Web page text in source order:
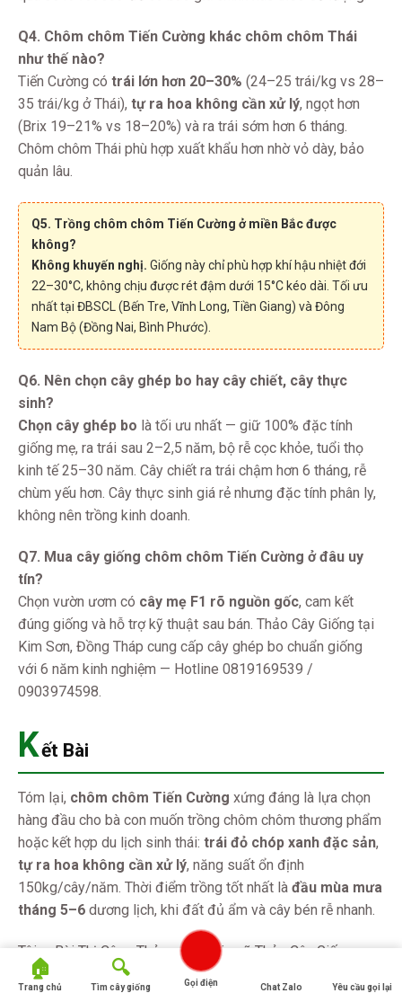
Q4. Chôm chôm Tiến Cường khác chôm chôm Thái
như thế nào?
Tiến Cường có trái lớn hơn 20–30% (24–25 trái/kg vs 28–
35 trái/kg ở Thái), tự ra hoa không cần xử lý, ngọt hơn
(Brix 19–21% vs 18–20%) và ra trái sớm hơn 6 tháng.
Chôm chôm Thái phù hợp xuất khẩu hơn nhờ vỏ dày, bảo
quản lâu.
Q5. Trồng chôm chôm Tiến Cường ở miền Bắc được
không?
Không khuyến nghị. Giống này chỉ phù hợp khí hậu nhiệt đới
22–30°C, không chịu được rét đậm dưới 15°C kéo dài. Tối ưu
nhất tại ĐBSCL (Bến Tre, Vĩnh Long, Tiền Giang) và Đông
Nam Bộ (Đồng Nai, Bình Phước).
Q6. Nên chọn cây ghép bo hay cây chiết, cây thực
sinh?
Chọn cây ghép bo là tối ưu nhất — giữ 100% đặc tính
giống mẹ, ra trái sau 2–2,5 năm, bộ rễ cọc khỏe, tuổi thọ
kinh tế 25–30 năm. Cây chiết ra trái chậm hơn 6 tháng, rễ
chùm yếu hơn. Cây thực sinh giá rẻ nhưng đặc tính phân ly,
không nên trồng kinh doanh.
Q7. Mua cây giống chôm chôm Tiến Cường ở đâu uy
tín?
Chọn vườn ươm có cây mẹ F1 rõ nguồn gốc, cam kết
đúng giống và hỗ trợ kỹ thuật sau bán. Thảo Cây Giống tại
Kim Sơn, Đồng Tháp cung cấp cây ghép bo chuẩn giống
với 6 năm kinh nghiệm — Hotline 0819169539 /
0903974598.
Kết Bài
Tóm lại, chôm chôm Tiến Cường xứng đáng là lựa chọn
hàng đầu cho bà con muốn trồng chôm chôm thương phẩm
hoặc kết hợp du lịch sinh thái: trái đỏ chóp xanh đặc sản,
tự ra hoa không cần xử lý, năng suất ổn định
150kg/cây/năm. Thời điểm trồng tốt nhất là đầu mùa mưa
tháng 5–6 dương lịch, khi đất đủ ẩm và cây bén rễ nhanh.
Tôi — Bùi Thị Công Thảo — và đội ngũ Thảo Cây Giống cam
kết cung cấp cây ghép bo chuẩn giống, tư vấn kỹ thuật
miễn phí trọn đời, đồng hành cùng bà con từ ngày xuống
Trang chủ Tìm cây giống Gọi điện Chat Zalo Yêu cầu gọi lại